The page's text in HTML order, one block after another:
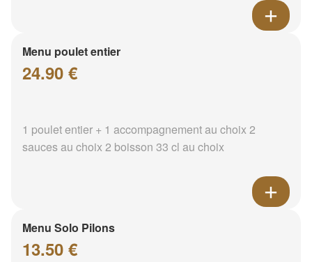
Menu poulet entier
24.90 €
1 poulet entier + 1 accompagnement au choix 2
sauces au choix 2 boisson 33 cl au choix
Menu Solo Pilons
13.50 €